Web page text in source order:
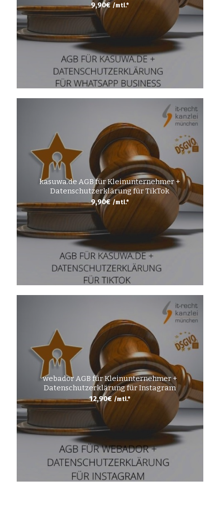
9,90€ /mtl.*
kasuwa.de AGB für Kleinunternehmer +
Datenschutzerklärung für TikTok
9,90€ /mtl.*
webador AGB für Kleinunternehmer +
Datenschutzerklärung für Instagram
12,90€ /mtl.*